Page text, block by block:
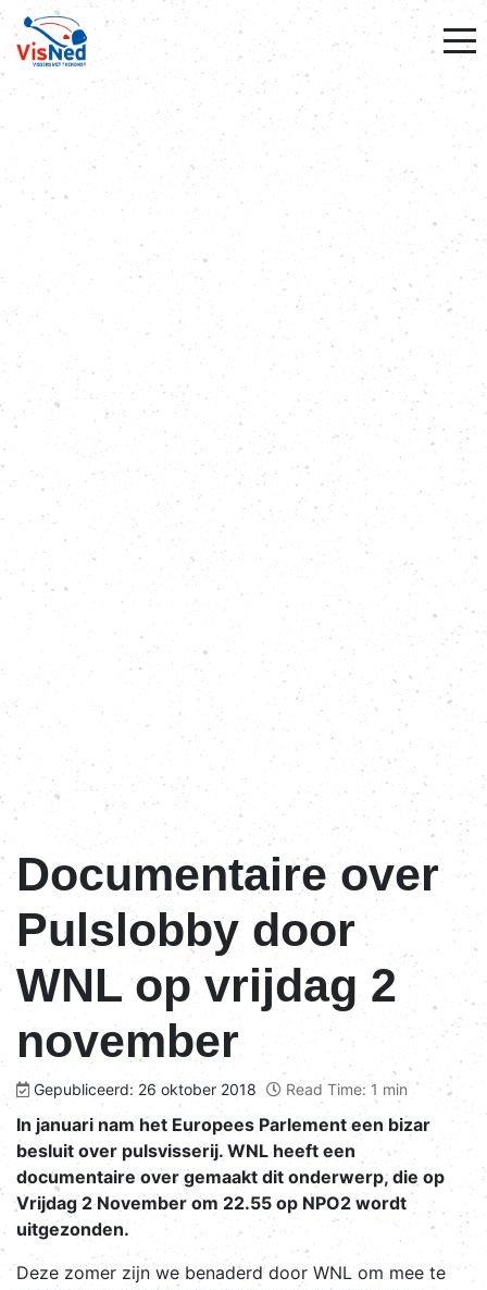
Documentaire over
Pulslobby door
WNL op vrijdag 2
november
Gepubliceerd: 26 oktober 2018 Read Time: 1 min
In januari nam het Europees Parlement een bizar
besluit over pulsvisserij. WNL heeft een
documentaire over gemaakt dit onderwerp, die op
Vrijdag 2 November om 22.55 op NPO2 wordt
uitgezonden.
Deze zomer zijn we benaderd door WNL om mee te